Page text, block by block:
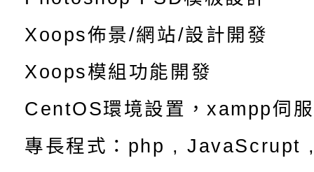
Xoops佈景/網站/設計開發
Xoops模組功能開發
CentOS環境設置，xampp伺
專長程式：php , JavaScrupt